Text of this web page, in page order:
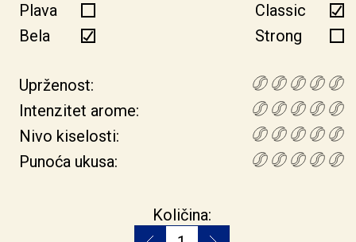
Plava
Bela
Classic
Strong
Količina:
Uprženost:
Intenzitet arome:
Nivo kiselosti:
Punoća ukusa: